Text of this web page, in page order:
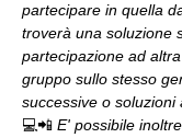
partecipare in quella
troverà una soluzione
partecipazione ad
gruppo sullo stesso
successive o soluzioni
💻📲 E' possibile